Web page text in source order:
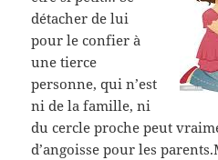
détacher de lui
pour le confier à
une tierce
personne, qui n’est
ni de la famille, ni
du cercle proche peut
d’angoisse pour les